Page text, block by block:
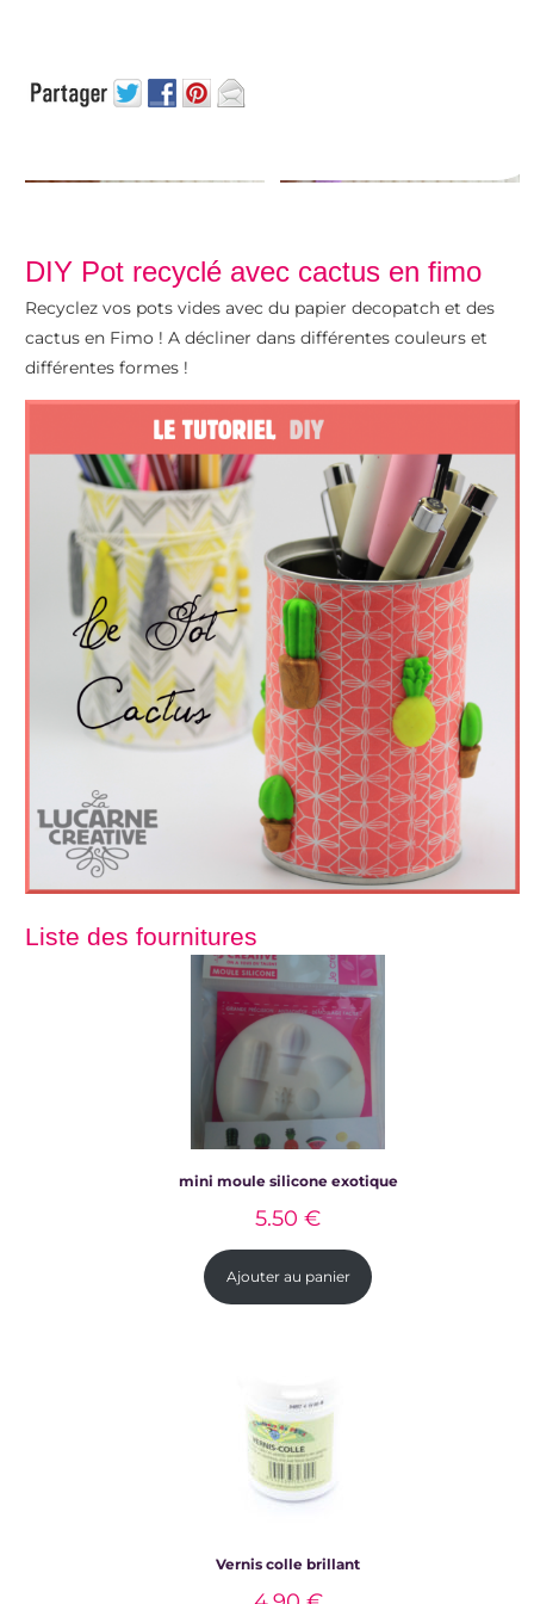
Posez les fleurs sur votre support en verre, faites cuire
DIY Pot recyclé avec cactus en fimo
Recyclez vos pots vides avec du papier decopatch et des
cactus en Fimo ! A décliner dans différentes couleurs et
différentes formes !
Liste des fournitures
mini moule silicone exotique
5.50€
Ajouter au panier
Vernis colle brillant